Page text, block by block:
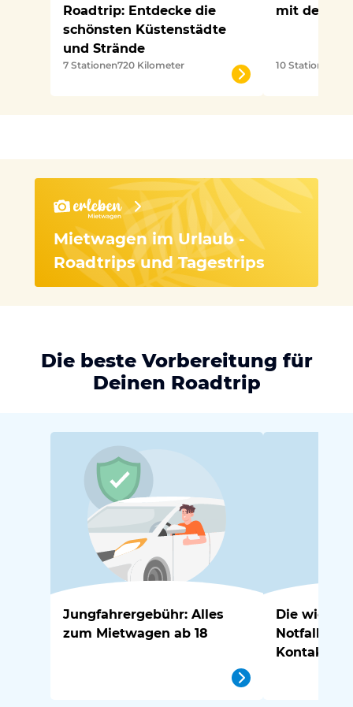
Roadtrip: Entdecke die
schönsten Küstenstädte
und Strände
7 Stationen720 Kilometer
mit dem
10 Stationen
Mietwagen im Urlaub -
Roadtrips und Tagestrips
Die beste Vorbereitung für
Deinen Roadtrip
Jungfahrergebühr: Alles
zum Mietwagen ab 18
Die
Kontakte